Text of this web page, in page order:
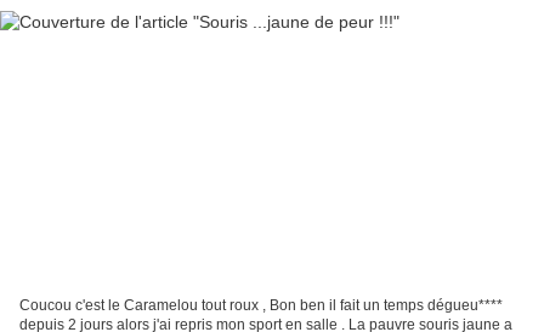
Coucou c'est le Caramelou tout roux , Bon ben il fait un temps dégueu****
depuis 2 jours alors j'ai repris mon sport en salle . La pauvre souris jaune a